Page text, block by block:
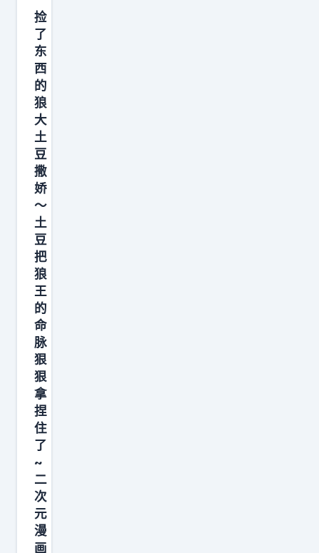
座
位
也
锁
定
了
。
开
到
主
攻
区
的
回
收
之
后
我
让
对
面
回
不
了
家
的
战
斗
也
对
那
我
少
占
用
你
一
些
时
间
好
了
，
怎
么
会
有
你
这
么
不
争
气
的
东
捡
了
东
西
的
狼
大
土
豆
撒
娇
～
土
豆
把
狼
王
的
命
脉
狠
狠
拿
捏
住
了
~
二
次
元
漫
画